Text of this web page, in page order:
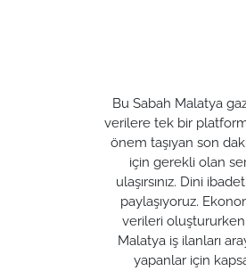
Bu Sabah Malatya
verilere tek bir
önem taşıyan son
için gerekli olan
ulaşırsınız. Dini
paylaşıyoruz.
verileri oluştururken
Malatya iş ilanları
yapanlar için